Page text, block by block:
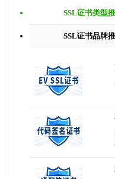
SSL证书类型
SSL证书品牌